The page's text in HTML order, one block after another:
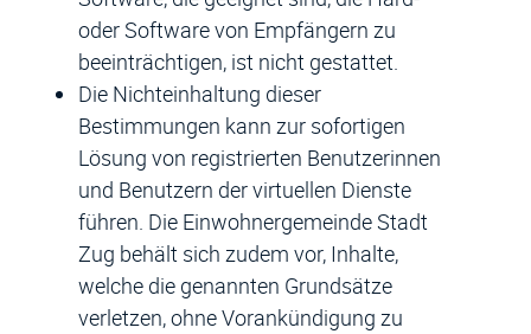
oder Software von Empfängern zu
beeinträchtigen, ist nicht gestattet.
Die Nichteinhaltung dieser
Bestimmungen kann zur sofortigen
Lösung von registrierten Benutzerinnen
und Benutzern der virtuellen Dienste
führen. Die Einwohnergemeinde Stadt
Zug behält sich zudem vor, Inhalte,
welche die genannten Grundsätze
verletzen, ohne Vorankündigung zu